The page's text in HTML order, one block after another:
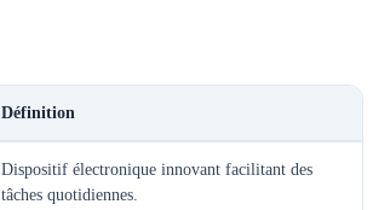
Définition
Dispositif électronique innovant facilitant des
tâches quotidiennes.